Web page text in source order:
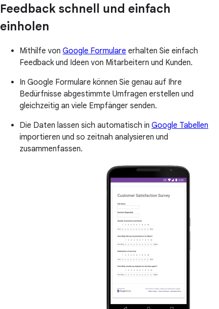
Feedback schnell und einfach
einholen
Mithilfe von Google Formulare erhalten Sie einfach
Feedback und Ideen von Mitarbeitern und Kunden.
In Google Formulare können Sie genau auf Ihre
Bedürfnisse abgestimmte Umfragen erstellen und
gleichzeitig an viele Empfänger senden.
Die Daten lassen sich automatisch in Google Tabellen
importieren und so zeitnah analysieren und
zusammenfassen.